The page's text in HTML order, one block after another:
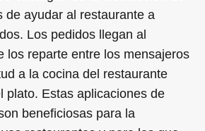
de ayudar al restaurante a
Los pedidos llegan al
los reparte entre los mensajeros
a la cocina del restaurante
plato. Estas aplicaciones de
beneficiosas para la